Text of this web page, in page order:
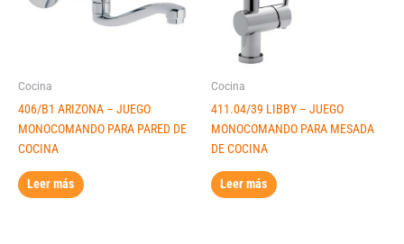
Cocina
406/B1 ARIZONA – JUEGO
MONOCOMANDO PARA PARED DE
COCINA
Leer más
Cocina
411.04/39 LIBBY – JUEGO
MONOCOMANDO PARA MESADA
DE COCINA
Leer más